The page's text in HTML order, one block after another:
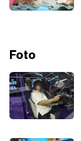
Foto